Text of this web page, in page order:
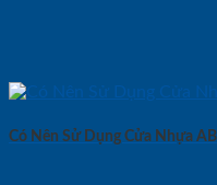
Có Nên Sử Dụng Cửa Nhựa